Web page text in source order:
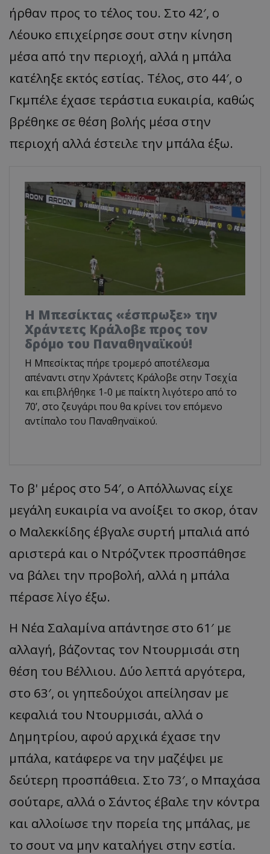
ήρθαν προς το τέλος του. Στο 42′, ο
Λέουκο επιχείρησε σουτ στην κίνηση
μέσα από την περιοχή, αλλά η μπάλα
κατέληξε εκτός εστίας. Τέλος, στο 44′, ο
Γκμπέλε έχασε τεράστια ευκαιρία, καθώς
βρέθηκε σε θέση βολής μέσα στην
περιοχή αλλά έστειλε την μπάλα έξω.
Η Μπεσίκτας «έσπρωξε» την
Χράντετς Κράλοβε προς τον
δρόμο του Παναθηναϊκού!
Η Μπεσίκτας πήρε τρομερό αποτέλεσμα
απέναντι στην Χράντετς Κράλοβε στην Τσεχία
και επιβλήθηκε 1-0 με παίκτη λιγότερο από το
70’, στο ζευγάρι που θα κρίνει τον επόμενο
αντίπαλο του Παναθηναϊκού.
Το β' μέρος στο 54′, ο Απόλλωνας είχε
μεγάλη ευκαιρία να ανοίξει το σκορ, όταν
ο Μαλεκκίδης έβγαλε συρτή μπαλιά από
αριστερά και ο Ντρόζντεκ προσπάθησε
να βάλει την προβολή, αλλά η μπάλα
πέρασε λίγο έξω.
Η Νέα Σαλαμίνα απάντησε στο 61′ με
αλλαγή, βάζοντας τον Ντουρμισάι στη
θέση του Βέλλιου. Δύο λεπτά αργότερα,
στο 63′, οι γηπεδούχοι απείλησαν με
κεφαλιά του Ντουρμισάι, αλλά ο
Δημητρίου, αφού αρχικά έχασε την
μπάλα, κατάφερε να την μαζέψει με
δεύτερη προσπάθεια. Στο 73′, ο Μπαχάσα
σούταρε, αλλά ο Σάντος έβαλε την κόντρα
και αλλοίωσε την πορεία της μπάλας, με
το σουτ να μην καταλήγει στην εστία.